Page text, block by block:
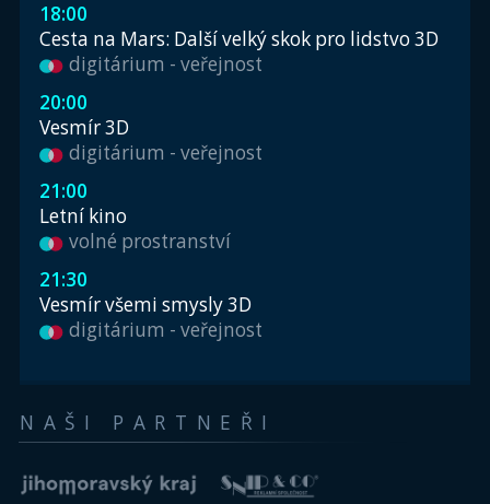
18:00
Cesta na Mars: Další velký skok pro lidstvo 3D
digitárium - veřejnost
20:00
Vesmír 3D
digitárium - veřejnost
21:00
Letní kino
volné prostranství
21:30
Vesmír všemi smysly 3D
digitárium - veřejnost
NAŠI PARTNEŘI